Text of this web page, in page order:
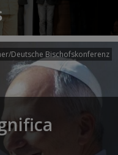
Deutsche Bischofskonferenz